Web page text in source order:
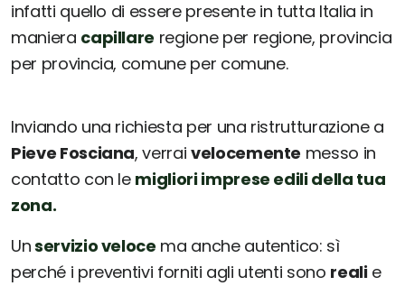
infatti quello di essere presente in tutta Italia in
maniera capillare regione per regione, provincia
per provincia, comune per comune.
Inviando una richiesta per una ristrutturazione a
Pieve Fosciana, verrai velocemente messo in
contatto con le migliori imprese edili della tua
zona.
Unservizio veloce ma anche autentico: sì
perché i preventivi forniti agli utenti sono realie